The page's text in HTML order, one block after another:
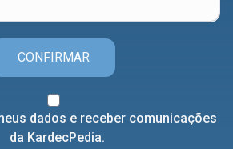
CONFIRMAR
dados e receber comunicações
da KardecPedia.